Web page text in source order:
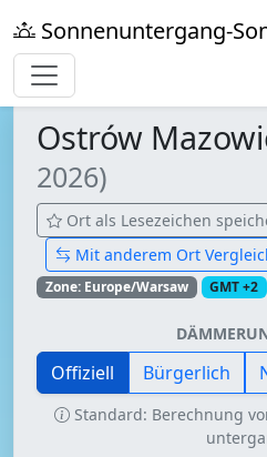
Sonnenuntergang-
Ostrów
2026)
Ort als Lesezeichen
Mit anderem Ort
Zone: Europe/Warsaw GMT +2
Offiziell Bürgerlich
Standard: Berechnung